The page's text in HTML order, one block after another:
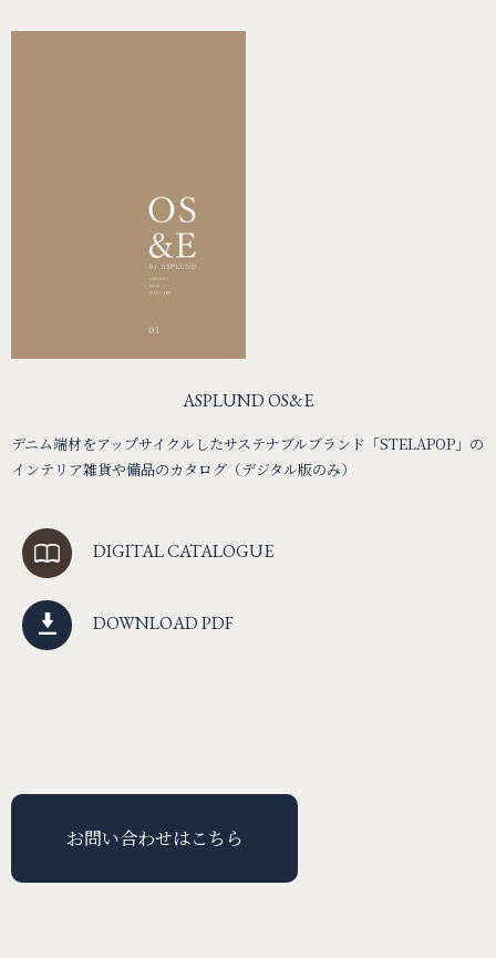
ASPLUND OS&E
デニム端材をアップサイクルしたサステナブルブランド「STELAPOP」の
インテリア雑貨や備品のカタログ（デジタル版のみ）
DIGITAL CATALOGUE
DOWNLOAD PDF
お問い合わせはこちら